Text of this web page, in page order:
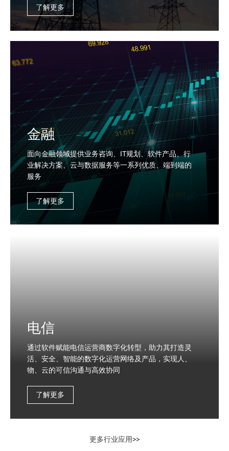
了解更多
金融
面向金融领域提供业务咨询、IT规划、软件产品、行
业解决方案、云与数据服务等一系列优质、端到端的
服务
了解更多
电信
通过软件赋能电信运营商数字化转型，助力其打造灵
活、安全、智能的数字化运营网络及产品，实现人、
物、云的可信沟通与高效协同
了解更多
更多行业应用>>